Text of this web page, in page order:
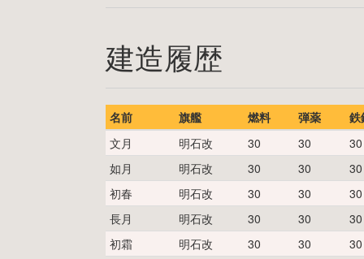
建造履歴
名前 旗艦 燃料 弾薬
鉄
文月
明石改 30 30
30
如月
明石改 30 30
30
初春
明石改 30 30
30
長月
明石改 30 30
30
初霜
明石改 30 30
30